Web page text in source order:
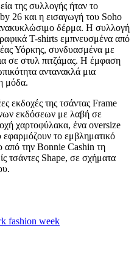
της συλλογής ήταν το
26 και η εισαγωγή του Soho
δέρμα. Η συλλογή
T-shirts εμπνευσμένα από
Υόρκης, συνδυασμένα με
σε στυλ πιτζάμας. Η έμφαση
αντανακλά μια
μόδα​.
εκδοχές της τσάντας Frame
εκδόσεων με λαβή σε
χαρτοφύλακα, ένα oversize
εφαρμόζουν το εμβληματικό
από την Bonnie Cashin τη
τσάντες Shape, σε σχήματα
fashion week